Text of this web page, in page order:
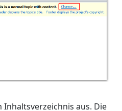
Inhaltsverzeichnis aus. Die